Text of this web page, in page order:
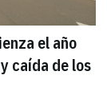
el año
caída de los